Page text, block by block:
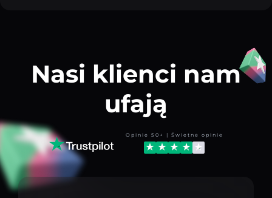
Nasi klienci nam
ufają
Opinie 50+ | Świetne opinie